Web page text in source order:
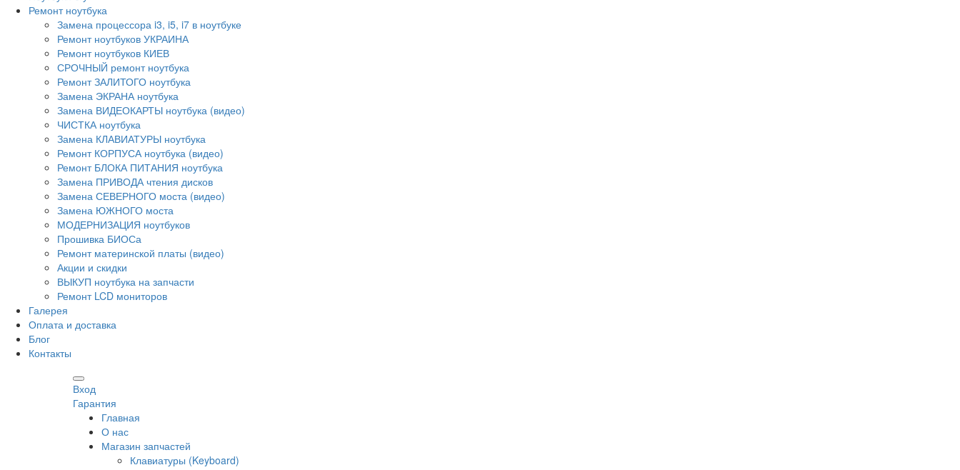
Ремонт ноутбука
Замена процессора i3, i5, i7 в ноутбуке
Ремонт ноутбуков УКРАИНА
Ремонт ноутбуков КИЕВ
СРОЧНЫЙ ремонт ноутбука
Ремонт ЗАЛИТОГО ноутбука
Замена ЭКРАНА ноутбука
Замена ВИДЕОКАРТЫ ноутбука (видео)
ЧИСТКА ноутбука
Замена КЛАВИАТУРЫ ноутбука
Ремонт КОРПУСА ноутбука (видео)
Ремонт БЛОКА ПИТАНИЯ ноутбука
Замена ПРИВОДА чтения дисков
Замена СЕВЕРНОГО моста (видео)
Замена ЮЖНОГО моста
МОДЕРНИЗАЦИЯ ноутбуков
Прошивка БИОСа
Ремонт материнской платы (видео)
Акции и скидки
ВЫКУП ноутбука на запчасти
Ремонт LCD мониторов
Галерея
Оплата и доставка
Блог
Контакты
Вход
Гарантия
Главная
О нас
Магазин запчастей
Клавиатуры (Keyboard)